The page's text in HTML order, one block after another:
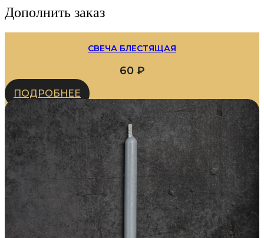
«Зверята»
Дополнить заказ
СВЕЧА БЛЕСТЯЩАЯ
60 ₽
ПОДРОБНЕЕ